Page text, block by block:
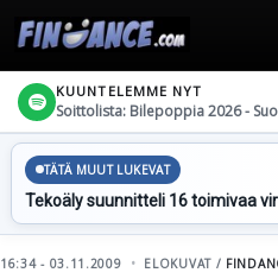
KUUNTELEMME NYT
Soittolista: Bilepoppia 2026 -
TÄTÄ MUUT LUKEVAT
Tekoäly suunnitteli 16 toimivaa
16:34 - 03.11.2009 ELOKUVAT /